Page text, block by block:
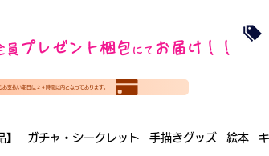
員 プレゼント梱包 にて お届け！！
お支払い期日は２４時間以内となっております。
ガチャ・シークレット 手描きグッズ 絵本